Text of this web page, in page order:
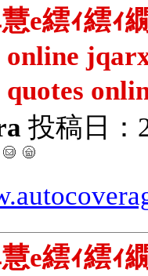
e繧ｨ繧ｨ
online
quotes
投稿日：
e繧ｨ繧ｨ